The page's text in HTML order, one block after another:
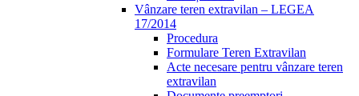
Vânzare teren extravilan – LEGEA
17/2014
Procedura
Formulare Teren Extravilan
Acte necesare pentru vânzare teren
extravilan